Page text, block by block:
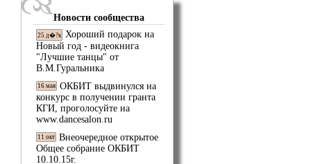
Новости сообщества
25 д�?к Хороший подарок на
Новый год - видеокнига
"Лучшие танцы" от
В.М.Гуральника
16 мая ОКБИТ выдвинулся на
конкурс в получении гранта
КГИ, проголосуйте на
www.dancesalon.ru
11 окт Внеочередное открытое
Общее собрание ОКБИТ
10.10.15г.